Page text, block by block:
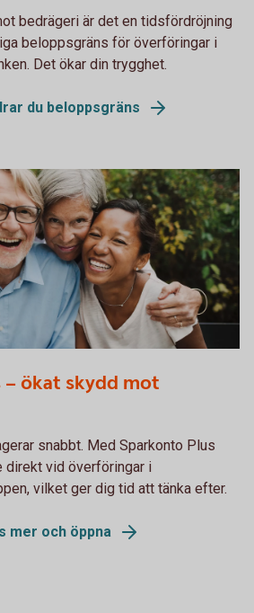
bedrägeri är det en tidsfördröjning
beloppsgräns för överföringar i
Det ökar din trygghet.
du beloppsgräns
ökat skydd mot
snabbt. Med Sparkonto Plus
direkt vid överföringar i
vilket ger dig tid att tänka efter.
mer och öppna